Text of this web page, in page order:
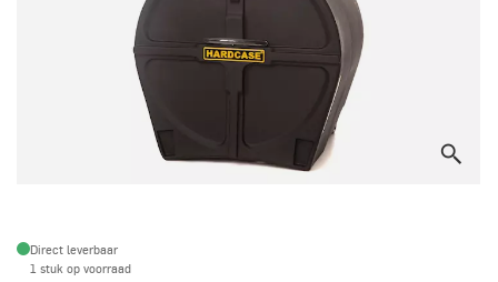
Direct leverbaar
1 stuk op voorraad